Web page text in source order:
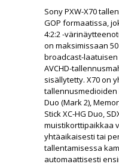
Sony PXW-X70
GOP formaatissa,
4:2:2 -
on maksimissaan
broadcast-
AVCHD-
sisällytetty. X70 on
tallennusmedioiden
Duo (Mark 2),
Stick XC-HG Duo,
muistikorttipaikkaa
yhtäaikaisesti tai
tallentamisessa
automaattisesti